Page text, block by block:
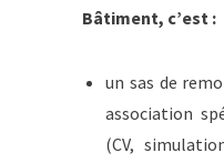
Bâtiment, c’est :
un sas de
association
(CV,